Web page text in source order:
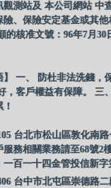
觀測站及 本公司網站 中
險、保險安定基金或其
的核准文號：96年7月30
】 一、 防杜非法洗錢，
，客戶權益有保障。 三
台北市松山區敦化南
務相關業務請至68號2
一百一十四金管投信新
台中市北屯區崇德路